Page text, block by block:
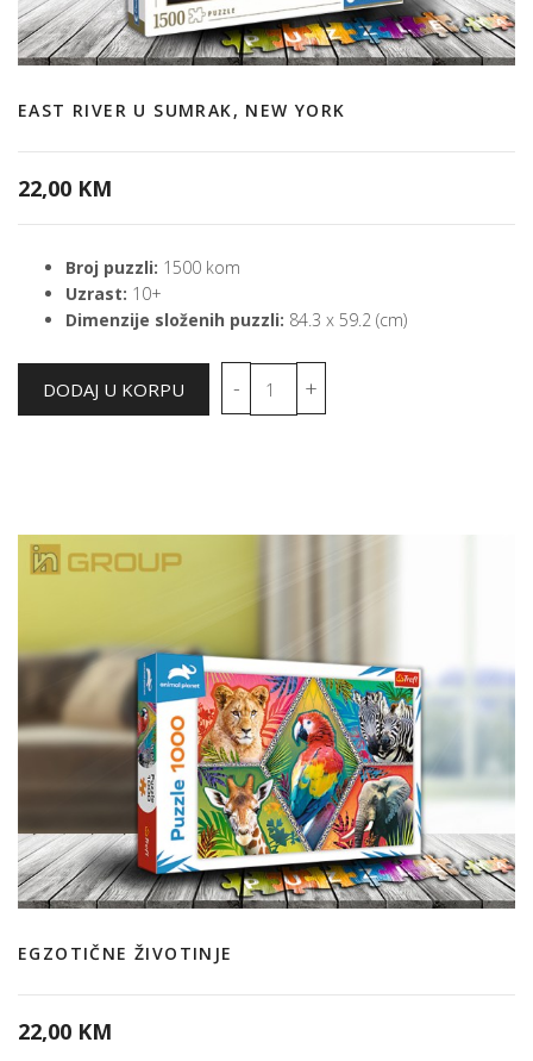
EAST RIVER U SUMRAK, NEW YORK
22,00 KM
Broj puzzli: 1500 kom
Uzrast: 10+
Dimenzije složenih puzzli: 84.3 x 59.2 (cm)
EGZOTIČNE ŽIVOTINJE
22,00 KM